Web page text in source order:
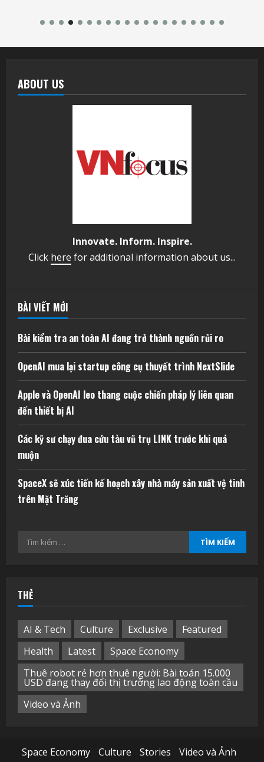
ABOUT US
Innovate. Inform. Inspire.
Click here for additional information about us...
BÀI VIẾT MỚI
Bài kiểm tra an toàn AI đang trở thành nguồn rủi ro
OpenAI mua lại startup công cụ thuyết trình NextSlide
Apple và OpenAI leo thang cuộc chiến pháp lý liên quan
đến thiết bị AI
Các kỹ sư chạy đua cứu tàu vũ trụ LINK trước khi quá
muộn
SpaceX sẽ xúc tiến kế hoạch xây nhà máy sản xuất vệ tinh
trên Mặt Trăng
Tìm
THẺ
AI & Tech Culture Exclusive
Featured
Health
Latest
Space Economy
Thuê robot rẻ hơn thuê người: Bài toán 15.000
USD đang thay đổi thị trường lao động toàn cầu
Video và Ảnh
Space Economy Culture Stories
Video và Ảnh